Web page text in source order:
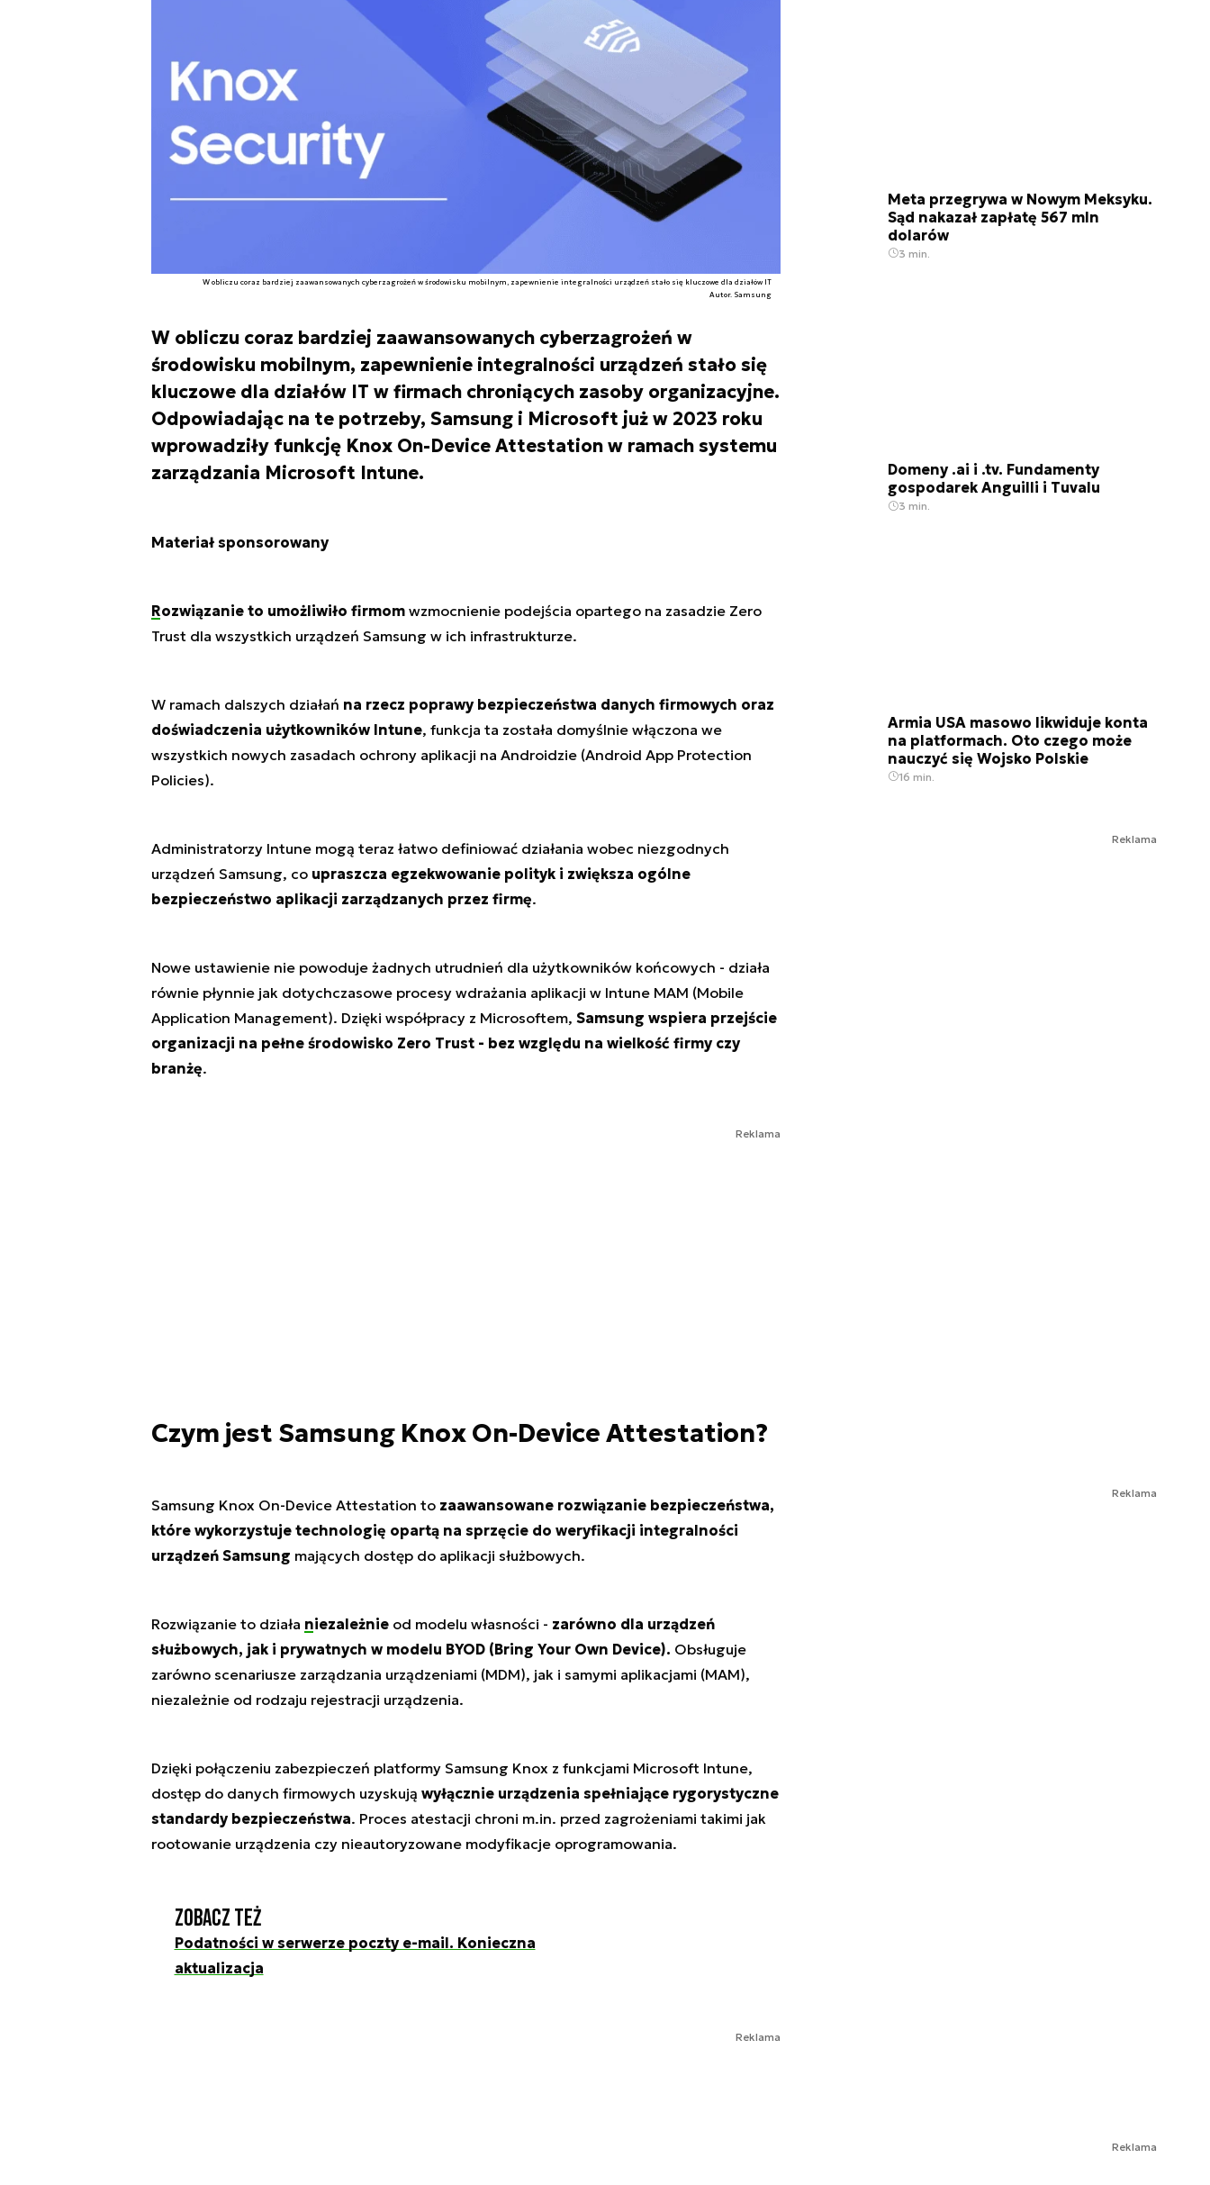
W obliczu coraz bardziej zaawansowanych cyberzagrożeń w środowisku mobilnym, zapewnienie integralności urządzeń stało się kluczowe dla działów IT
Autor. Samsung
W obliczu coraz bardziej zaawansowanych cyberzagrożeń w
środowisku mobilnym, zapewnienie integralności urządzeń stało się
kluczowe dla działów IT w firmach chroniących zasoby organizacyjne.
Odpowiadając na te potrzeby, Samsung i Microsoft już w 2023 roku
wprowadziły funkcję Knox On-Device Attestation w ramach systemu
zarządzania Microsoft Intune.
Materiał sponsorowany
Rozwiązanie to umożliwiło firmomwzmocnienie podejścia opartego na zasadzie Zero
Trust dla wszystkich urządzeń Samsung w ich infrastrukturze.
W ramach dalszych działań na rzecz poprawy bezpieczeństwa danych firmowych oraz
doświadczenia użytkowników Intune, funkcja ta została domyślnie włączona we
wszystkich nowych zasadach ochrony aplikacji na Androidzie (Android App Protection
Policies).
Administratorzy Intune mogą teraz łatwo definiować działania wobec niezgodnych
urządzeń Samsung, co upraszcza egzekwowanie polityk i zwiększa ogólne
bezpieczeństwo aplikacji zarządzanych przez firmę.
Nowe ustawienie nie powoduje żadnych utrudnień dla użytkowników końcowych - działa
równie płynnie jak dotychczasowe procesy wdrażania aplikacji w Intune MAM (Mobile
Application Management). Dzięki współpracy z Microsoftem, Samsung wspiera przejście
organizacji na pełne środowisko Zero Trust - bez względu na wielkość firmy czy
branżę.
Reklama
Czym jest Samsung Knox On-Device Attestation?
Samsung Knox On-Device Attestation to zaawansowane rozwiązanie bezpieczeństwa,
które wykorzystuje technologię opartą na sprzęcie do weryfikacji integralności
urządzeń Samsung mających dostęp do aplikacji służbowych.
Rozwiązanie to działa niezależnieod modelu własności - zarówno dla urządzeń
służbowych, jak i prywatnych w modelu BYOD (Bring Your Own Device). Obsługuje
zarówno scenariusze zarządzania urządzeniami (MDM), jak i samymi aplikacjami (MAM),
niezależnie od rodzaju rejestracji urządzenia.
Dzięki połączeniu zabezpieczeń platformy Samsung Knox z funkcjami Microsoft Intune,
dostęp do danych firmowych uzyskują wyłącznie urządzenia spełniające rygorystyczne
standardy bezpieczeństwa. Proces atestacji chroni m.in. przed zagrożeniami takimi jak
rootowanie urządzenia czy nieautoryzowane modyfikacje oprogramowania.
Zobacz też
Podatności w serwerze poczty e-mail. Konieczna
aktualizacja
Reklama
Meta przegrywa w Nowym Meksyku.
Sąd nakazał zapłatę 567 mln
dolarów
3 min.
Domeny .ai i .tv. Fundamenty
gospodarek Anguilli i Tuvalu
3 min.
Armia USA masowo likwiduje konta
na platformach. Oto czego może
nauczyć się Wojsko Polskie
16 min.
Reklama
Reklama
Reklama